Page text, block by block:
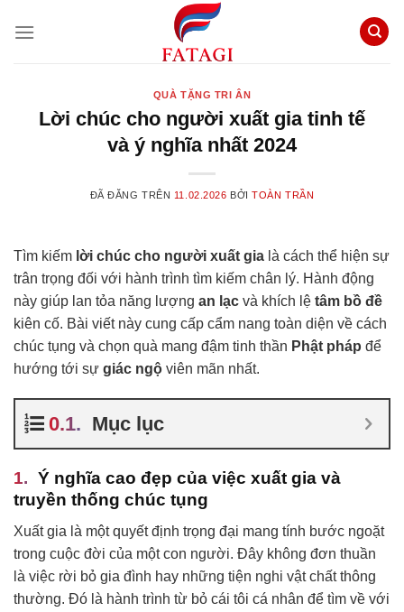
đến
QUÀ TẶNG TRI ÂN
Lời chúc cho người xuất gia tinh tế
và ý nghĩa nhất 2024
ĐÃ ĐĂNG TRÊN 11.02.2026 BỞITOÀN TRẦN
Tìm kiếm lời chúc cho người xuất gia là cách thể hiện sự
trân trọng đối với hành trình tìm kiếm chân lý. Hành động
này giúp lan tỏa năng lượng an lạc và khích lệ tâm bồ đề
kiên cố. Bài viết này cung cấp cẩm nang toàn diện về cách
chúc tụng và chọn quà mang đậm tinh thần Phật pháp để
hướng tới sự giác ngộ viên mãn nhất.
Mục lục
Ý nghĩa cao đẹp của việc xuất gia và
truyền thống chúc tụng
Xuất gia là một quyết định trọng đại mang tính bước ngoặt
trong cuộc đời của một con người. Đây không đơn thuần
là việc rời bỏ gia đình hay những tiện nghi vật chất thông
thường. Đó là hành trình từ bỏ cái tôi cá nhân để tìm về với